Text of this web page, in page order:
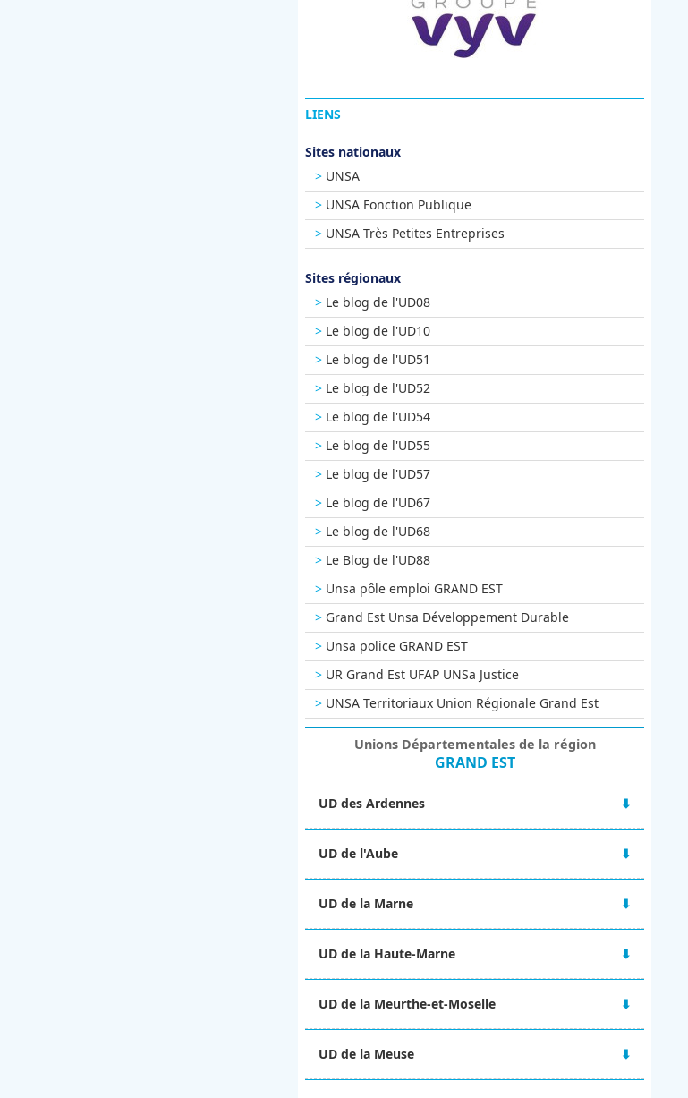
LIENS
Sites nationaux
UNSA
UNSA Fonction Publique
UNSA Très Petites Entreprises
Sites régionaux
Le blog de l'UD08
Le blog de l'UD10
Le blog de l'UD51
Le blog de l'UD52
Le blog de l'UD54
Le blog de l'UD55
Le blog de l'UD57
Le blog de l'UD67
Le blog de l'UD68
Le Blog de l'UD88
Unsa pôle emploi GRAND EST
Grand Est Unsa Développement Durable
Unsa police GRAND EST
UR Grand Est UFAP UNSa Justice
UNSA Territoriaux Union Régionale Grand Est
Unions Départementales de la région
GRAND EST
UD des Ardennes
08000 CHARLEVILLE-MÉZIERES
06 67 10 38 92
ud-08@unsa.org
UD de l'Aube
10000 TROYES
03 25 80 56 77
ud-10@unsa.org
UD de la Marne
15 Boulevard de la Paix
51100 REIMS
06 02 31 22 63
UD de la Haute-Marne
BP 90028
52001 CHAUMONT CEDEX
09 67 14 25 57
UD de la Meurthe-et-Moselle
54000 NANCY
ud-54@unsa.org
UD de la Meuse